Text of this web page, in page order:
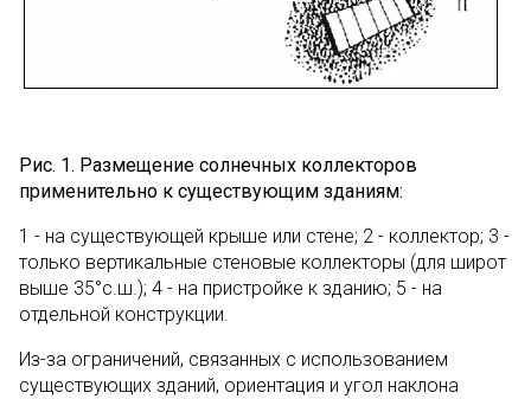
Рис. 1. Размещение солнечных коллекторов
применительно к существующим зданиям:
1 - на существующей крыше или стене; 2 - коллектор; 3 -
только вертикальные стеновые коллекторы (для широт
выше 35°с.ш.); 4 - на пристройке к зданию; 5 - на
отдельной конструкции.
Из-за ограничений, связанных с использованием
существующих зданий, ориентация и угол наклона